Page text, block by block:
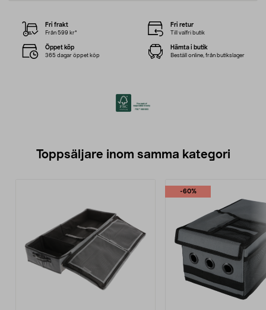
Fri frakt
Från 599 kr*
Fri retur
Till valfri butik
Öppet köp
365 dagar öppet köp
Hämta i butik
Beställ online, från butikslager
Toppsäljare inom samma kategori
-60%